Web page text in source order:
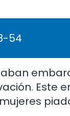
54
Este